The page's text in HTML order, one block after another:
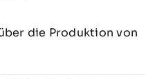
die Produktion von